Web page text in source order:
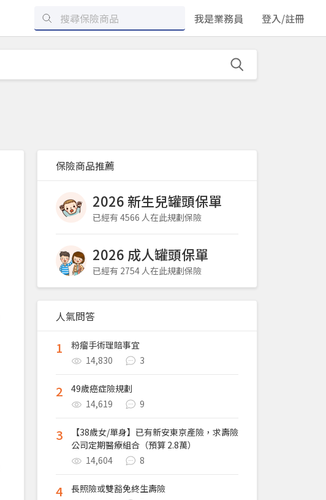
我是業務員 登入/註冊
保險商品推薦
2026 新生兒罐頭保單
已經有 4566 人在此規劃保險
2026 成人罐頭保單
已經有 2754 人在此規劃保險
人氣問答
1
粉瘤手術理賠事宜
14,830
3
2
49歲癌症險規劃
14,619
9
3
【38歲女/單身】已有新安東京產險，求壽險
公司定期醫療組合（預算 2.8萬）
14,604
8
4
長照險或雙豁免終生壽險